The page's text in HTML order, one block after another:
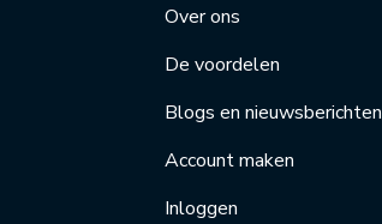
Over ons
De voordelen
Blogs en nieuwsberichten
Account maken
Inloggen